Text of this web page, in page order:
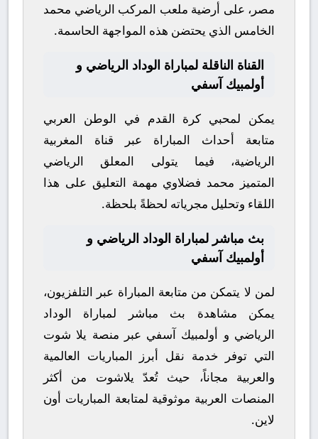
مصر، على أرضية ملعب المركب الرياضي محمد
الخامس الذي يحتضن هذه المواجهة الحاسمة.
القناة الناقلة لمباراة الوداد الرياضي و
أولمبيك آسفي
يمكن لمحبي كرة القدم في الوطن العربي
متابعة أحداث المباراة عبر قناة المغربية
الرياضية، فيما يتولى المعلق الرياضي
المتميز محمد فضلاوي مهمة التعليق على هذا
اللقاء وتحليل مجرياته لحظةً بلحظة.
بث مباشر لمباراة الوداد الرياضي و
أولمبيك آسفي
لمن لا يتمكن من متابعة المباراة عبر التلفزيون،
يمكن مشاهدة بث مباشر لمباراة الوداد
الرياضي و أولمبيك آسفي عبر منصة يلا شوت
التي توفر خدمة نقل أبرز المباريات العالمية
والعربية مجاناً، حيث تُعدّ يلاشوت من أكثر
المنصات العربية موثوقية لمتابعة المباريات أون
لاين.